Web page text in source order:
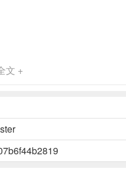
，悬浮窗可以随意移动。
文 +